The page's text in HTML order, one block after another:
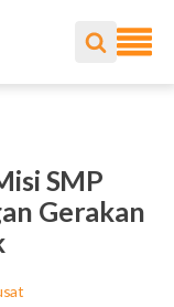
SMP
Gerakan